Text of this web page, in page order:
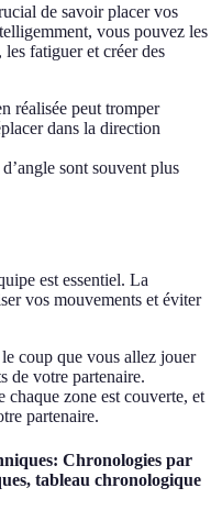
de savoir placer vos
vous pouvez les
fatiguer et créer des
réalisée peut tromper
dans la direction
sont souvent plus
est essentiel. La
vos mouvements et éviter
coup que vous allez jouer
de votre partenaire.
chaque zone est couverte, et
partenaire.
Chronologies par
tableau chronologique